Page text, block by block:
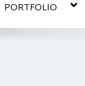
PORTFOLIO